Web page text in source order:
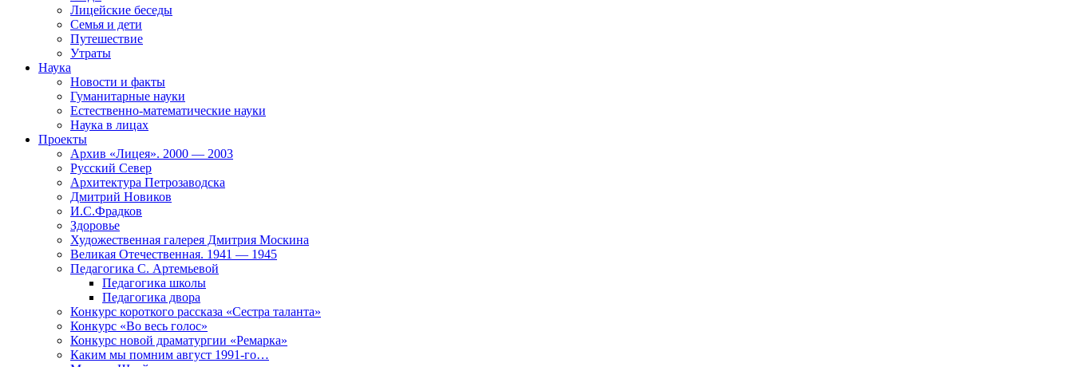
Лицейские беседы
Семья и дети
Путешествие
Утраты
Наука
Новости и факты
Гуманитарные науки
Естественно-математические науки
Наука в лицах
Проекты
Архив «Лицея». 2000 — 2003
Русский Север
Архитектура Петрозаводска
Дмитрий Новиков
И.С.Фрадков
Здоровье
Художественная галерея Дмитрия Москина
Великая Отечественная. 1941 — 1945
Педагогика С. Артемьевой
Педагогика школы
Педагогика двора
Конкурс короткого рассказа «Сестра таланта»
Конкурс «Во весь голос»
Конкурс новой драматургии «Ремарка»
Каким мы помним август 1991-го…